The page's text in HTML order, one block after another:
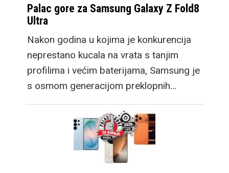
Palac gore za Samsung Galaxy Z Fold8
Ultra
Nakon godina u kojima je konkurencija
neprestano kucala na vrata s tanjim
profilima i većim baterijama, Samsung je
s osmom generacijom preklopnih…